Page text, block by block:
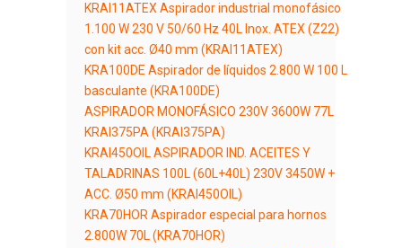
KRAI11ATEX Aspirador industrial monofásico
1.100 W 230 V 50/60 Hz 40L Inox. ATEX (Z22)
con kit acc. Ø40 mm (KRAI11ATEX)
KRA100DE Aspirador de líquidos 2.800 W 100 L
basculante (KRA100DE)
ASPIRADOR MONOFÁSICO 230V 3600W 77L
KRAI375PA (KRAI375PA)
KRAI450OIL ASPIRADOR IND. ACEITES Y
TALADRINAS 100L (60L+40L) 230V 3450W +
ACC. Ø50 mm (KRAI450OIL)
KRA70HOR Aspirador especial para hornos
2.800W 70L (KRA70HOR)